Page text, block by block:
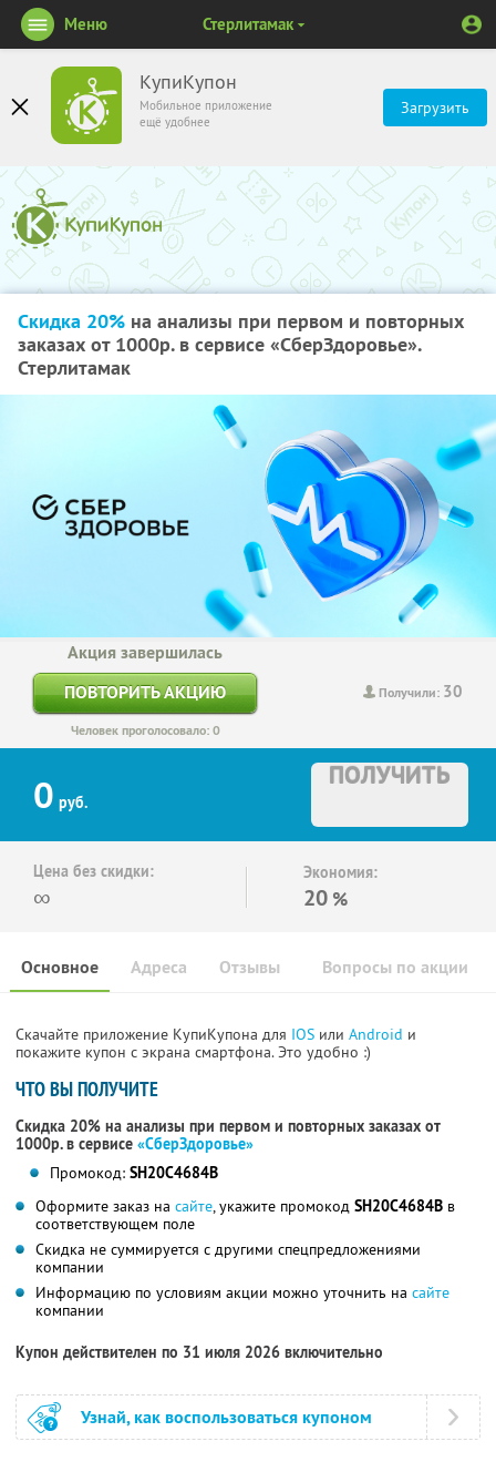
КупиКупон
Мобильное приложение
ещё удобнее
Загрузить
Меню Стерлитамак
Скидка 20% на анализы при первом и повторных
заказах от 1000р. в сервисе «СберЗдоровье».
Стерлитамак
Получили: 30
Акция завершилась
ПОВТОРИТЬ АКЦИЮ
Человек проголосовало: 0
0 руб.
ПОЛУЧИТЬ
Цена без скидки:
∞
Экономия:
20 %
Основное Отзывы Вопросы по акции
Адреса
Скачайте приложение КупиКупона для IOS или Android и
покажите купон с экрана смартфона. Это удобно :)
ЧТО ВЫ ПОЛУЧИТЕ
Скидка 20% на анализы при первом и повторных заказах от
1000р. в сервисе «СберЗдоровье»
Промокод: SH20C4684B
Оформите заказ на сайте, укажите промокод SH20C4684B в
соответствующем поле
Скидка не суммируется с другими спецпредложениями
компании
Информацию по условиям акции можно уточнить на сайте
компании
Купон действителен по 31 июля 2026 включительно
Узнай, как воспользоваться купоном